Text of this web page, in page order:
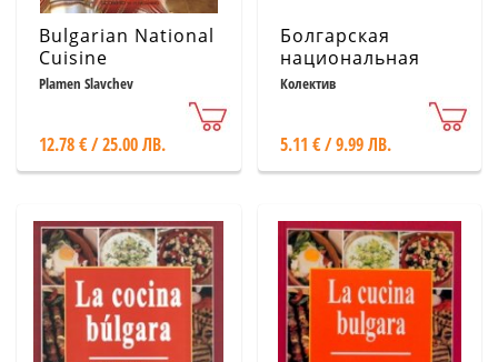
Bulgarian National
Cuisine
Plamen Slavchev
12.78 € / 25.00 ЛВ.
Болгарская
национальная
кухня: 50 самых
популярных блюд
Колектив
5.11 € / 9.99 ЛВ.